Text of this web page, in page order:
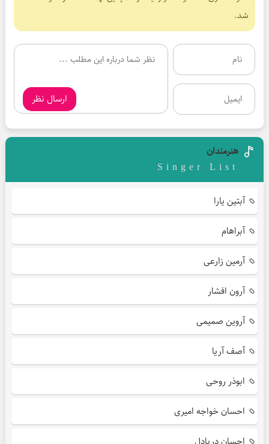
شد.
ارسال نظر
هنرمندان
Singer List
آبتین یارا
آبراهام
آرمین زارعی
آرون افشار
آروین صمیمی
آصف آریا
ابوذر روحی
احسان خواجه امیری